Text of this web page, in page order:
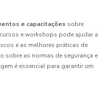
e capacitações sobre
e workshops pode ajudar a
e as melhores práticas de
sobre as normas de segurança e
é essencial para garantir um